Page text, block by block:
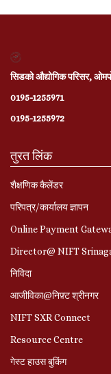
सिडको औद्योगिक परिसर,
0195-1255971
0195-1255972
तुरत लिंक
शैक्षणिक कैलेंडर
परिपत्र/कार्यालय ज्ञापन
Online Payment
Director@ NIFT
निविदा
आजीविका@निफ़्ट श्रीनगर
NIFT SXR Connect
Resource Centre
गेस्ट हाउस बुकिंग